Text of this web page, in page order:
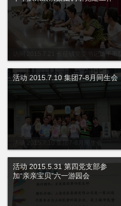
访问 2015.7.21 长征镇党委书记汤平率队
活动 2015.7.10 集团7-8月同生会
活动 2015.7.10 集团7-8月同生会
活动 2015.5.31 第四党支部参
加“亲亲宝贝”六一游园会